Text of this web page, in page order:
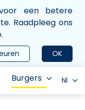
een betere
Raadpleeg ons
OK
Burgers Nl